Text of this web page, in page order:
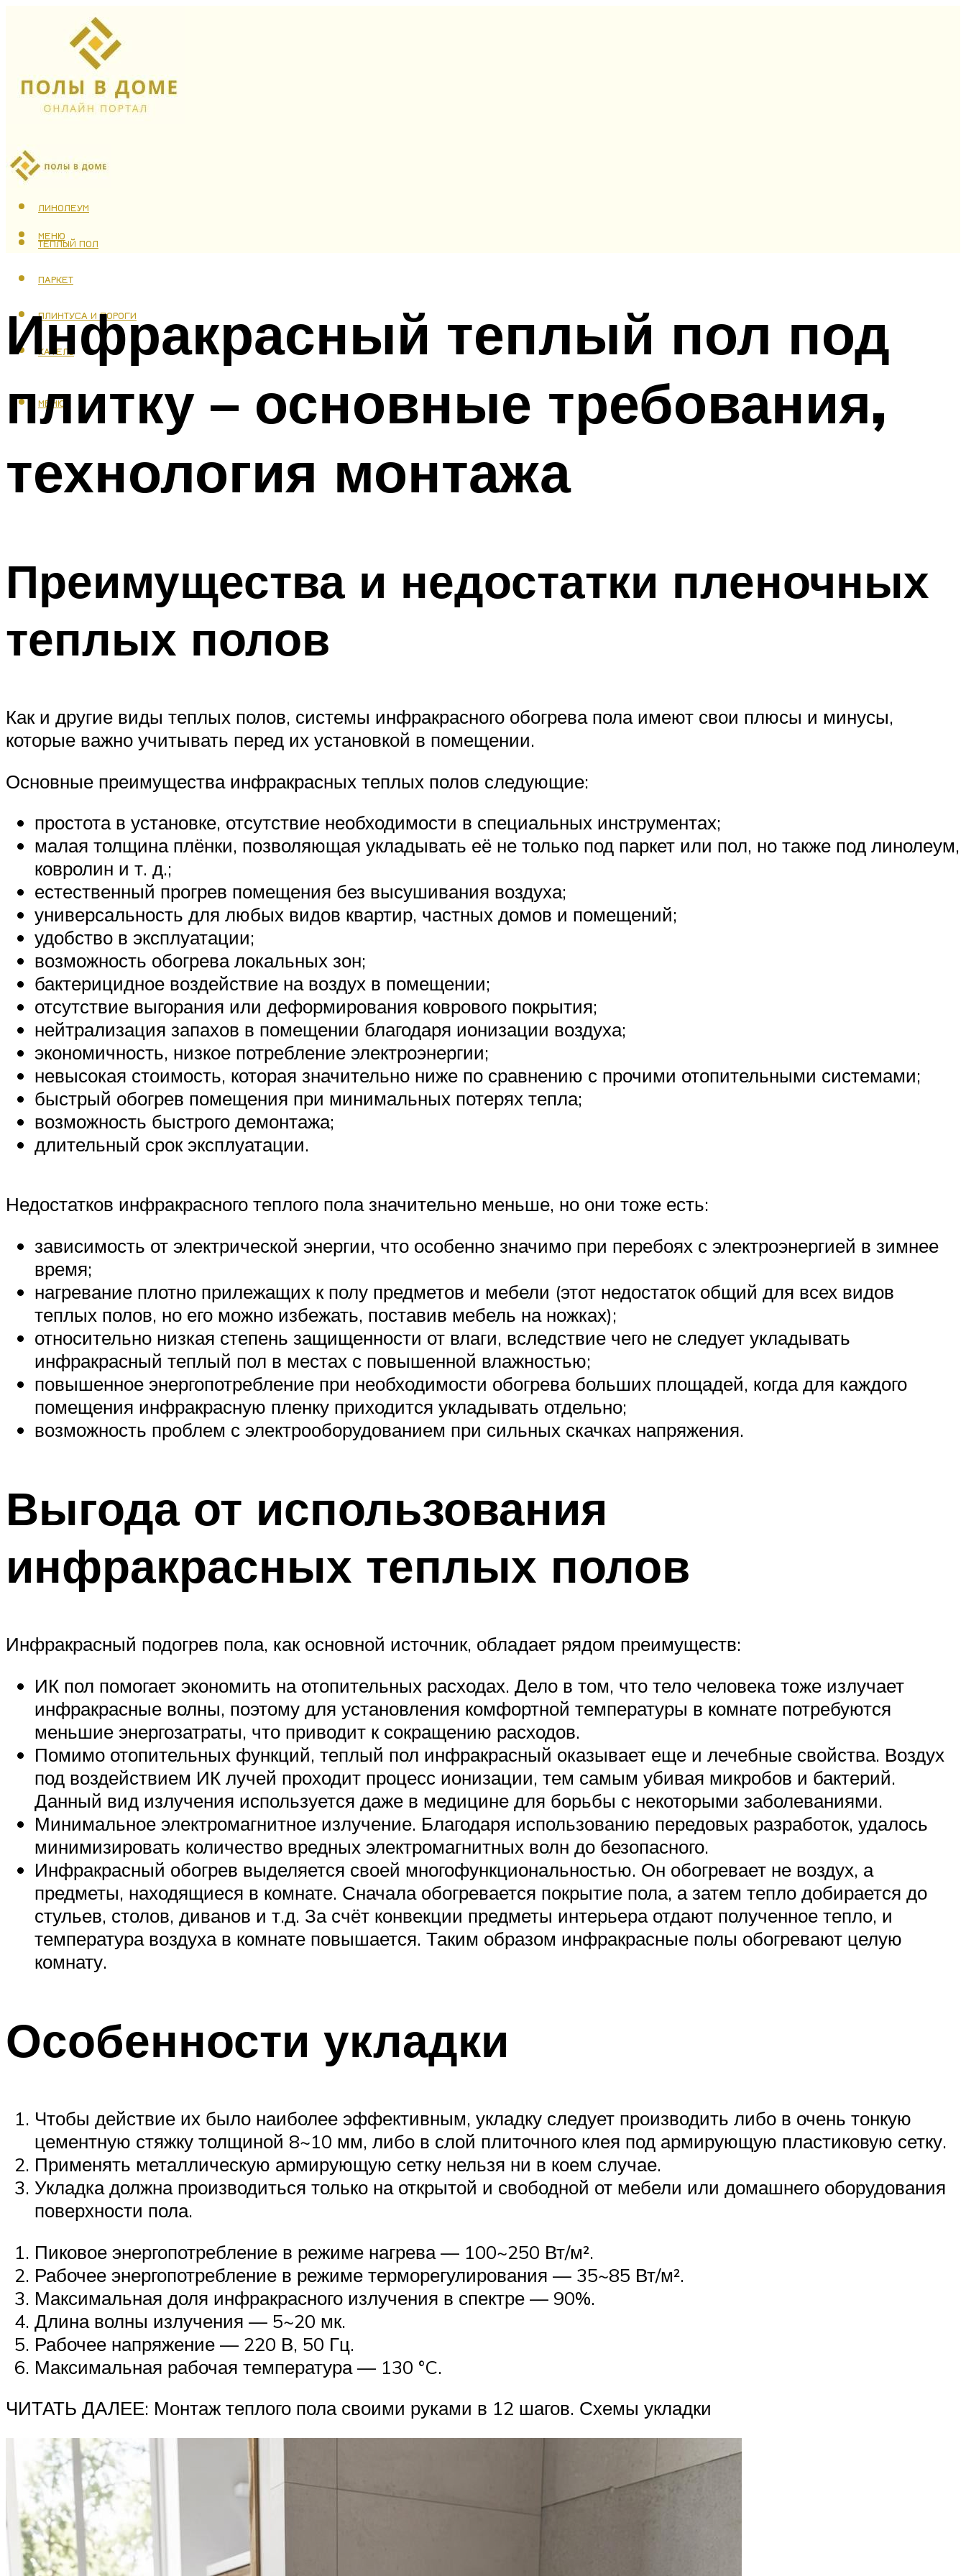
ЛАМИНАТ
ЛИНОЛЕУМ
ТЕПЛЫЙ ПОЛ
ПАРКЕТ
ПЛИНТУСА И ПОРОГИ
КАФЕЛЬ
МЕНЮ
МЕНЮ
Инфракрасный теплый пол под
плитку – основные требования,
технология монтажа
Преимущества и недостатки пленочных
теплых полов
Как и другие виды теплых полов, системы инфракрасного обогрева пола имеют свои плюсы и минусы,
которые важно учитывать перед их установкой в помещении.
Основные преимущества инфракрасных теплых полов следующие:
простота в установке, отсутствие необходимости в специальных инструментах;
малая толщина плёнки, позволяющая укладывать её не только под паркет или пол, но также под линолеум,
ковролин и т. д.;
естественный прогрев помещения без высушивания воздуха;
универсальность для любых видов квартир, частных домов и помещений;
удобство в эксплуатации;
возможность обогрева локальных зон;
бактерицидное воздействие на воздух в помещении;
отсутствие выгорания или деформирования коврового покрытия;
нейтрализация запахов в помещении благодаря ионизации воздуха;
экономичность, низкое потребление электроэнергии;
невысокая стоимость, которая значительно ниже по сравнению с прочими отопительными системами;
быстрый обогрев помещения при минимальных потерях тепла;
возможность быстрого демонтажа;
длительный срок эксплуатации.
Недостатков инфракрасного теплого пола значительно меньше, но они тоже есть:
зависимость от электрической энергии, что особенно значимо при перебоях с электроэнергией в зимнее
время;
нагревание плотно прилежащих к полу предметов и мебели (этот недостаток общий для всех видов
теплых полов, но его можно избежать, поставив мебель на ножках);
относительно низкая степень защищенности от влаги, вследствие чего не следует укладывать
инфракрасный теплый пол в местах с повышенной влажностью;
повышенное энергопотребление при необходимости обогрева больших площадей, когда для каждого
помещения инфракрасную пленку приходится укладывать отдельно;
возможность проблем с электрооборудованием при сильных скачках напряжения.
Выгода от использования
инфракрасных теплых полов
Инфракрасный подогрев пола, как основной источник, обладает рядом преимуществ:
ИК пол помогает экономить на отопительных расходах. Дело в том, что тело человека тоже излучает
инфракрасные волны, поэтому для установления комфортной температуры в комнате потребуются
меньшие энергозатраты, что приводит к сокращению расходов.
Помимо отопительных функций, теплый пол инфракрасный оказывает еще и лечебные свойства. Воздух
под воздействием ИК лучей проходит процесс ионизации, тем самым убивая микробов и бактерий.
Данный вид излучения используется даже в медицине для борьбы с некоторыми заболеваниями.
Минимальное электромагнитное излучение. Благодаря использованию передовых разработок, удалось
минимизировать количество вредных электромагнитных волн до безопасного.
Инфракрасный обогрев выделяется своей многофункциональностью. Он обогревает не воздух, а
предметы, находящиеся в комнате. Сначала обогревается покрытие пола, а затем тепло добирается до
стульев, столов, диванов и т.д. За счёт конвекции предметы интерьера отдают полученное тепло, и
температура воздуха в комнате повышается. Таким образом инфракрасные полы обогревают целую
комнату.
Особенности укладки
Чтобы действие их было наиболее эффективным, укладку следует производить либо в очень тонкую
цементную стяжку толщиной 8~10 мм, либо в слой плиточного клея под армирующую пластиковую сетку.
Применять металлическую армирующую сетку нельзя ни в коем случае.
Укладка должна производиться только на открытой и свободной от мебели или домашнего оборудования
поверхности пола.
Пиковое энергопотребление в режиме нагрева — 100~250 Вт/м².
Рабочее энергопотребление в режиме терморегулирования — 35~85 Вт/м².
Максимальная доля инфракрасного излучения в спектре — 90%.
Длина волны излучения — 5~20 мк.
Рабочее напряжение — 220 В, 50 Гц.
Максимальная рабочая температура — 130 °C.
ЧИТАТЬ ДАЛЕЕ: Монтаж теплого пола своими руками в 12 шагов. Схемы укладки